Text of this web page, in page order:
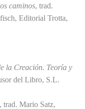
caminos, trad.
Editorial Trotta,
la Creación. Teoría y
del Libro, S.L.
, trad. Mario Satz,